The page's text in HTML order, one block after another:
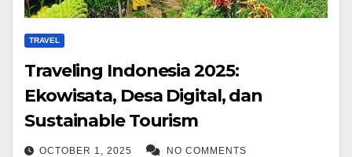
TRAVEL
Traveling Indonesia 2025:
Ekowisata, Desa Digital, dan
Sustainable Tourism
OCTOBER 1, 2025 NO COMMENTS